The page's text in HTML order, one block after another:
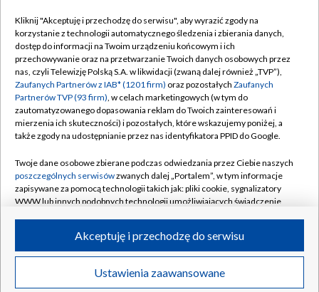
TVP
Abonament TVP
Sklep TVP
Biuro Reklamy
Oferta Handlowa
Emisja w TVP
Rada Programowa
Ogłoszenia przetargowe
Akademia Telewizyjna
Centrum informacji TVP
Regulamin TVP
Polityka prywatności
Moje zgody
Biuro reklamy
Kanały
©2026 Telewizja Polska Spółka Akcyjna w likwidacji
Transmisje Wideo
Kliknij "Akceptuję i przechodzę do serwisu", aby wyrazić zgody na
korzystanie z technologii automatycznego śledzenia i zbierania danych,
dostęp do informacji na Twoim urządzeniu końcowym i ich
przechowywanie oraz na przetwarzanie Twoich danych osobowych przez
nas, czyli Telewizję Polską S.A. w likwidacji (zwaną dalej również „TVP”),
Zaufanych Partnerów z IAB* (1201 firm) oraz pozostałych Zaufanych
Partnerów TVP (93 firm), w celach marketingowych (w tym do
zautomatyzowanego dopasowania reklam do Twoich zainteresowań i
mierzenia ich skuteczności) i pozostałych, które wskazujemy poniżej, a
także zgody na udostępnianie przez nas identyfikatora PPID do Google.
Twoje dane osobowe zbierane podczas odwiedzania przez Ciebie naszych
poszczególnych serwisówzwanych dalej „Portalem”, w tym informacje
zapisywane za pomocą technologii takich jak: pliki cookie, sygnalizatory
WWW lub innych podobnych technologii umożliwiających świadczenie
ruchu w Internecie.
Twoje dane osobowe zbierane podczas odwiedzania przez Ciebie
poszczególnych serwisówna Portalu, takie jak adresy IP, identyfikatory
Ustawienia zaawansowane
Akceptuję i przechodzę do serwisu